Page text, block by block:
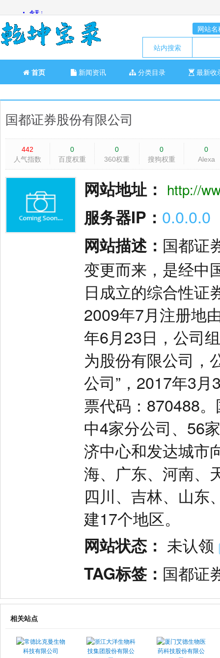
网站名
站内搜索
首页 新闻资讯 分类目录 最新收
国都证券股份有限公司
442
人气指数
0
百度权重
0
360权重
0
搜狗权重
0
Alexa
网站地址： http://
服务器IP： 0.0.0.0
网站描述： 国都证
变更而来，是经中
日成立的综合性证
2009年7月注册地
年6月23日，公司
为股份有限公司，
公司”，2017年3
票代码：870488
中4家分公司、56
济中心和发达城市
海、广东、河南、
四川、吉林、山东
建17个地区。
网站状态： 未认领
TAG标签： 国都证
相关站点